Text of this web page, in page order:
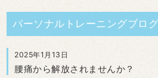
パーソナルトレーニングブログ
2025年1月13日
腰痛から解放されませんか？